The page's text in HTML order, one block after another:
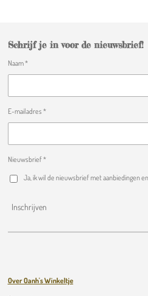
Schrijf je in voor de nieuwsbrief!
Naam *
E-mailadres *
Nieuwsbrief *
Ja, ik wil de nieuwsbrief met aanbiedingen
Inschrijven
Over Oanh's Winkeltje